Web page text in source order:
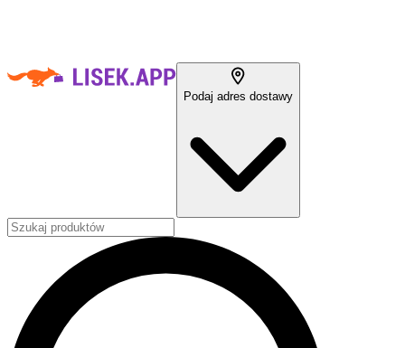
Podaj adres dostawy